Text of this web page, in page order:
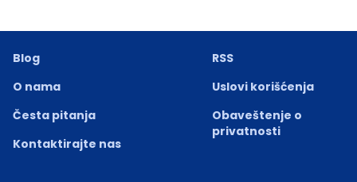
Blog
O nama
Česta pitanja
Kontaktirajte nas
RSS
Uslovi korišćenja
Obaveštenje o
privatnosti